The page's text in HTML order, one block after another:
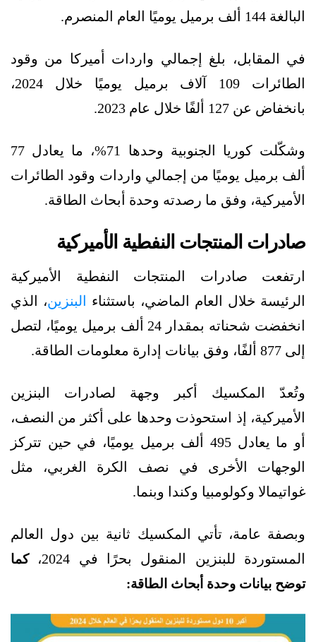
البالغة 144 ألف برميل يوميًا العام المنصرم.
في المقابل، بلغ إجمالي واردات أميركا من وقود
الطائرات 109 آلاف برميل يوميًا خلال 2024،
بانخفاض عن 127 ألفًا خلال عام 2023.
وشكّلت كوريا الجنوبية وحدها 71%، ما يعادل 77
ألف برميل يوميًا من إجمالي واردات وقود الطائرات
الأميركية، وفق ما رصدته وحدة أبحاث الطاقة.
صادرات المنتجات النفطية الأميركية
ارتفعت صادرات المنتجات النفطية الأميركية
الرئيسة خلال العام الماضي، باستثناء
البنزين، الذي
انخفضت شحناته بمقدار 24 ألف برميل يوميًا، لتصل
إلى 877 ألفًا، وفق بيانات إدارة معلومات الطاقة.
وتُعدّ المكسيك أكبر وجهة لصادرات البنزين
الأميركية، إذ استحوذت وحدها على أكثر من النصف،
أو ما يعادل 495 ألف برميل يوميًا، في حين تتركز
الوجهات الأخرى في نصف الكرة الغربي، مثل
غواتيمالا وكولومبيا وكندا وبنما.
وبصفة عامة، تأتي المكسيك ثانية بين دول العالم
المستوردة للبنزين المنقول بحرًا في 2024،
كما
توضح بيانات وحدة أبحاث الطاقة: